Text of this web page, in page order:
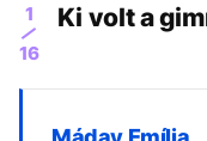
1
16
Ki volt a